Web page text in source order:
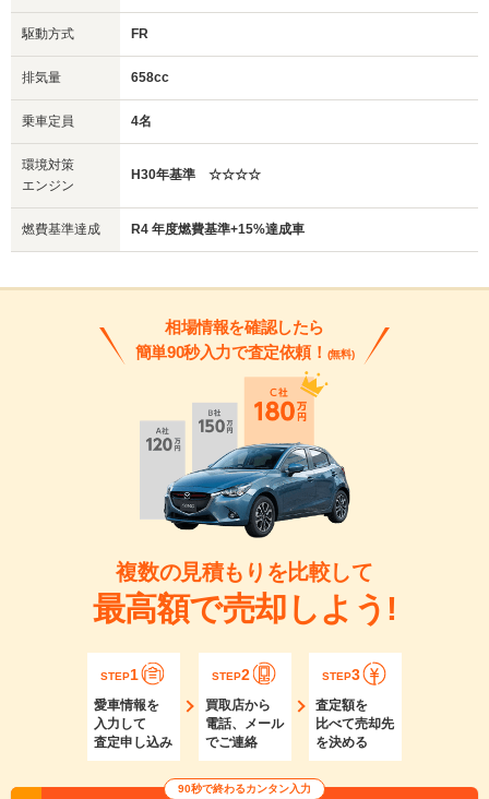
駆動方式 FR
排気量 658cc
乗車定員 4名
環境対策
エンジン
H30年基準 ☆☆☆☆
燃費基準達成 R4 年度燃費基準+15%達成車
相場情報を確認したら
簡単90秒入力で査定依頼！ (無料)
複数の見積もりを比較して
最高額で売却しよう!
STEP1
愛車情報を
入力して
査定申し込み
STEP2
買取店から
電話、メール
でご連絡
STEP3
査定額を
比べて売却先
を決める
90秒で終わるカンタン入力